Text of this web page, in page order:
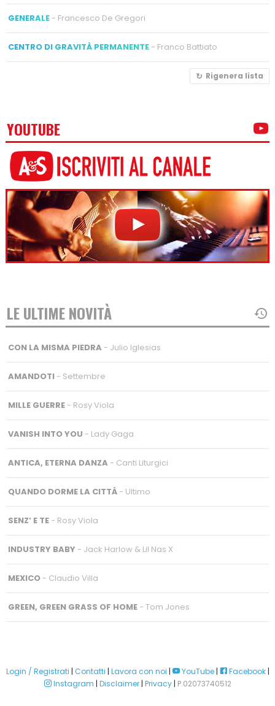
GENERALE- Francesco De Gregori
CENTRO DI GRAVITÀ PERMANENTE- Franco Battiato
Rigenera lista
YOUTUBE
LE ULTIME NOVITÀ
CON LA MISMA PIEDRA - Julio Iglesias
AMANDOTI- Settembre
MILLE GUERRE- Rosy Viola
VANISH INTO YOU - Lady Gaga
ANTICA, ETERNA DANZA - Canti Liturgici
QUANDO DORME LA CITTÀ- Ultimo
SENZ’ E TE- Rosy Viola
INDUSTRY BABY - Jack Harlow & Lil Nas X
MEXICO- Claudio Villa
GREEN, GREEN GRASS OF HOME- Tom Jones
Login / Registrati | Contatti | Lavora con noi | YouTube| Facebook|
Instagram | Disclaimer| Privacy| P.02073740512